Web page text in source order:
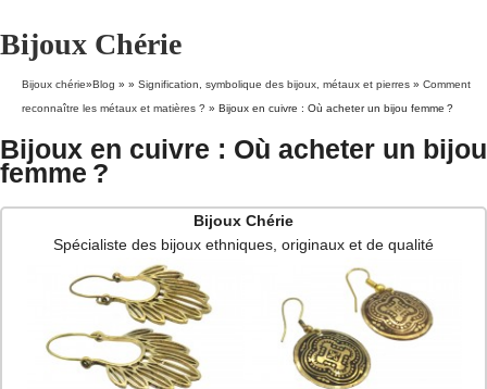
Bijoux Chérie
Bijoux chérie»Blog » » Signification, symbolique des bijoux, métaux et pierres » Comment
reconnaître les métaux et matières ? » Bijoux en cuivre : Où acheter un bijou femme ?
Bijoux en cuivre : Où acheter un bijou
femme ?
Bijoux Chérie
Spécialiste des bijoux ethniques, originaux et de qualité